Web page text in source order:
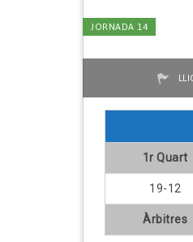
JORNADA 14
1r Quart
19-12
Àrbitres